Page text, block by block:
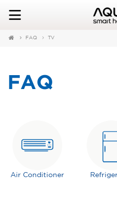
FAQ TV
FAQ
Air Conditioner